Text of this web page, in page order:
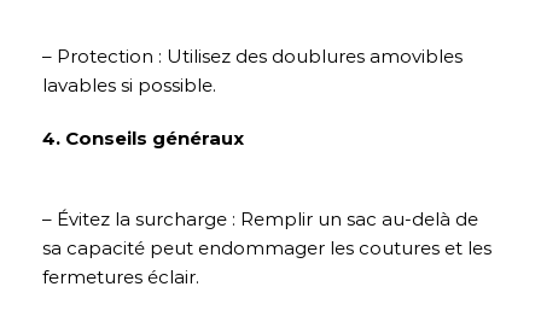
– Protection : Utilisez des doublures amovibles
lavables si possible.
4. Conseils généraux
– Évitez la surcharge : Remplir un sac au-delà de
sa capacité peut endommager les coutures et les
fermetures éclair.